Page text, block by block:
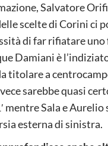
Salvatore
scelte di Corini ci
di far rifiatare uno
Damiani è
titolare a
sarebbe quasi
mentre Sala e Aurelio
esterna di sinistra.